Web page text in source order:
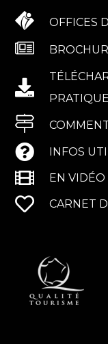
OFFICES
INFOS
EN VIDÉO
CARNET